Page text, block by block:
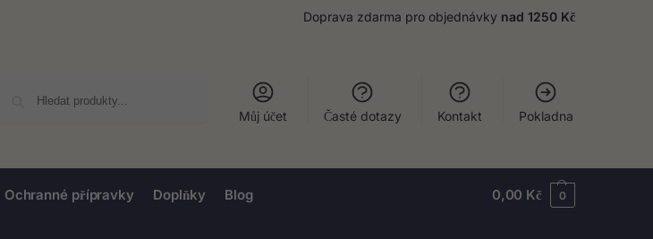
Doprava zdarma pro objednávky nad 1250 Kč
Můj účet Časté dotazy Kontakt Pokladna
Ochranné přípravky Doplňky Blog 0,00 Kč 0